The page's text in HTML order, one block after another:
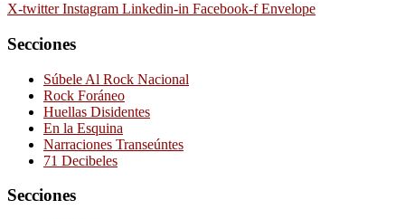
X-twitter Instagram Linkedin-in Facebook-f Envelope
Secciones
Súbele Al Rock Nacional
Rock Foráneo
Huellas Disidentes
En la Esquina
Narraciones Transeúntes
71 Decibeles
Secciones